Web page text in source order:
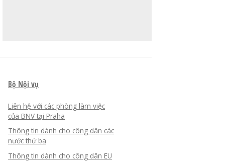
Bộ Nội vụ
Liên hệ với các phòng làm việc
của BNV tại Praha
Thông tin dành cho công dân các
nước thứ ba
Thông tin dành cho công dân EU